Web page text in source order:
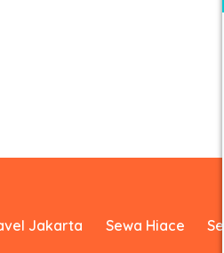
Jakarta Sewa Hiace